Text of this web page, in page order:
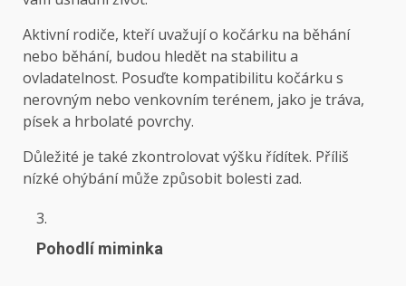
Aktivní rodiče, kteří uvažují o kočárku na běhání
nebo běhání, budou hledět na stabilitu a
ovladatelnost. Posuďte kompatibilitu kočárku s
nerovným nebo venkovním terénem, ​​jako je tráva,
písek a hrbolaté povrchy.
Důležité je také zkontrolovat výšku řídítek. Příliš
nízké ohýbání může způsobit bolesti zad.
Pohodlí miminka